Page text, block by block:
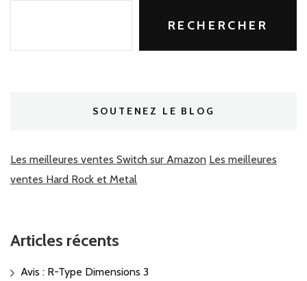
RECHERCHER
SOUTENEZ LE BLOG
Les meilleures ventes Switch sur Amazon Les meilleures
ventes Hard Rock et Metal
Articles récents
Avis : R-Type Dimensions 3